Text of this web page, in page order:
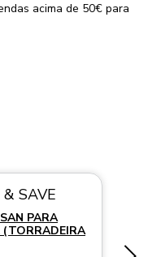
acima de 50€ para
& SAVE
PARA